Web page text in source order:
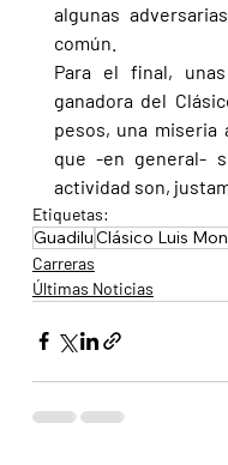
algunas
común.
Para el final,
ganadora del
pesos, una miseria
que -en general-
actividad son,
Etiquetas:
GuadiluClásico Luis
Carreras
Últimas Noticias